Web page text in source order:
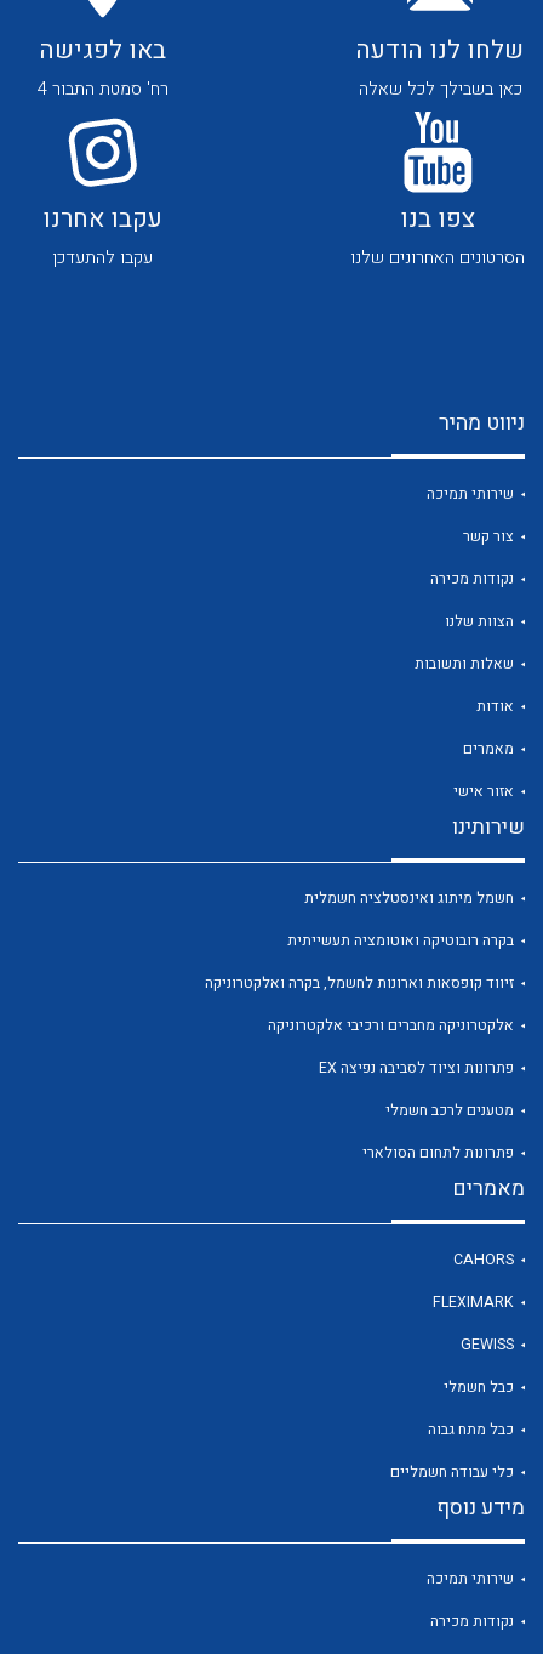
לכל מוצרי היצרן לכל מוצרי היצרן
לכל מוצרי היצרן
לכל מוצרי היצרן
שלחו לנו הודעה
כאן בשבילך לכל שאלה
באו לפגישה
רח' סמטת התבור 4
צפו בנו
הסרטונים האחרונים שלנו
עקבו אחרנו
עקבו להתעדכן
ניווט מהיר
שירותי תמיכה
צור קשר
נקודות מכירה
הצוות שלנו
שאלות ותשובות
אודות
מאמרים
אזור אישי
שירותינו
חשמל מיתוג ואינסטלציה חשמלית
בקרה רובוטיקה ואוטומציה תעשייתית
זיווד קופסאות וארונות לחשמל, בקרה ואלקטרוניקה
אלקטרוניקה מחברים ורכיבי אלקטרוניקה
פתרונות וציוד לסביבה נפיצה EX
מטענים לרכב חשמלי
פתרונות לתחום הסולארי
מאמרים
CAHORS
FLEXIMARK
GEWISS
כבל חשמלי
כבל מתח גבוה
כלי עבודה חשמליים
מידע נוסף
שירותי תמיכה
נקודות מכירה